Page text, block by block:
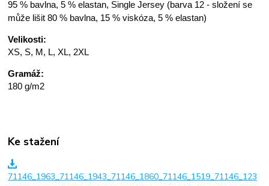
95 % bavlna, 5 % elastan, Single Jersey (barva 12 - složení se
může lišit 80 % bavlna, 15 % viskóza, 5 % elastan)
Velikosti:
XS, S, M, L, XL, 2XL
Gramáž:
180 g/m2
Ke stažení
71146_1963_71146_1943_71146_1860_71146_1519_71146_123